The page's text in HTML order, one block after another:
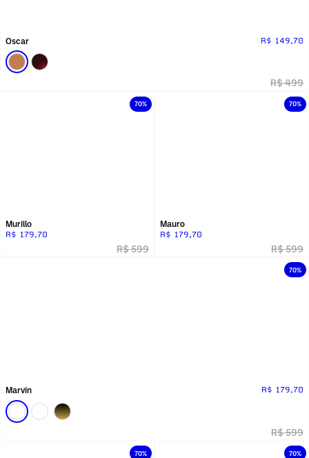
Oscar R$ 149,70
R$ 499
70%
Murillo
R$ 179,70
R$ 599
70%
Mauro
R$ 179,70
R$ 599
70%
Marvin R$ 179,70
R$ 599
70% 70%